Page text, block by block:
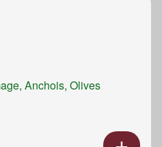
Anchois, Olives